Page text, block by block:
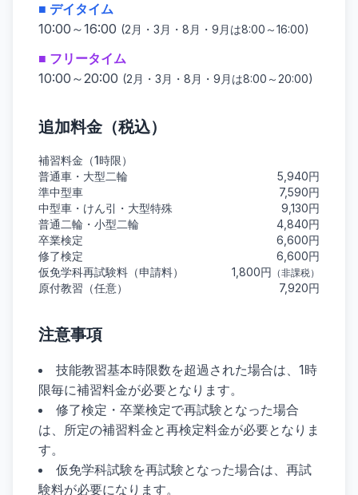
■ デイタイム
10:00～16:00 (2月・3月・8月・9月は8:00～16:00)
■ フリータイム
10:00～20:00 (2月・3月・8月・9月は8:00～20:00)
追加料金（税込）
補習料金（1時限）
普通車・大型二輪
5,940円
準中型車
7,590円
中型車・けん引・大型特殊
9,130円
普通二輪・小型二輪
4,840円
卒業検定
6,600円
修了検定
6,600円
仮免学科再試験料（申請料）
1,800円 （非課税）
原付教習（任意） 7,920円
注意事項
技能教習基本時限数を超過された場合は、1時
限毎に補習料金が必要となります。
修了検定・卒業検定で再試験となった場合
は、所定の補習料金と再検定料金が必要となりま
す。
仮免学科試験を再試験となった場合は、再試
験料が必要になります。